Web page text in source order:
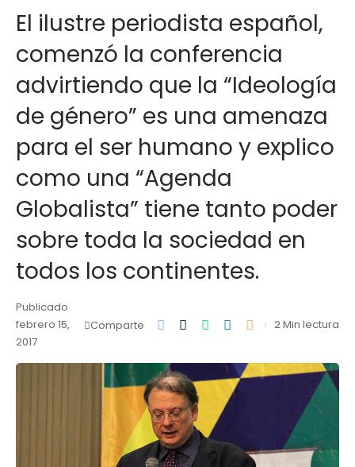
El ilustre periodista español,
comenzó la conferencia
advirtiendo que la “Ideología
de género” es una amenaza
para el ser humano y explico
como una “Agenda
Globalista” tiene tanto poder
sobre toda la sociedad en
todos los continentes.
Publicado
febrero 15,
2017
Comparte 2 Min lectura